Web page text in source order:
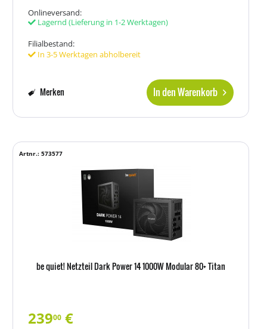
Onlineversand:
Lagernd (Lieferung in 1-2 Werktagen)
Filialbestand:
In 3-5 Werktagen abholbereit
In den Warenkorb
Merken
be quiet! Netzteil Dark Power 14 1000W Modular 80+ Titan
Artnr.: 573577
23900 €